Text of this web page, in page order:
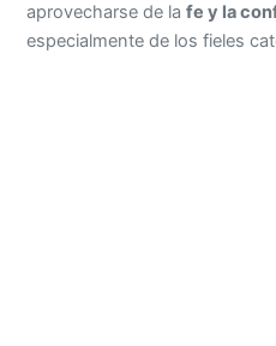
aprovecharse de lafe y la
especialmente de los fieles